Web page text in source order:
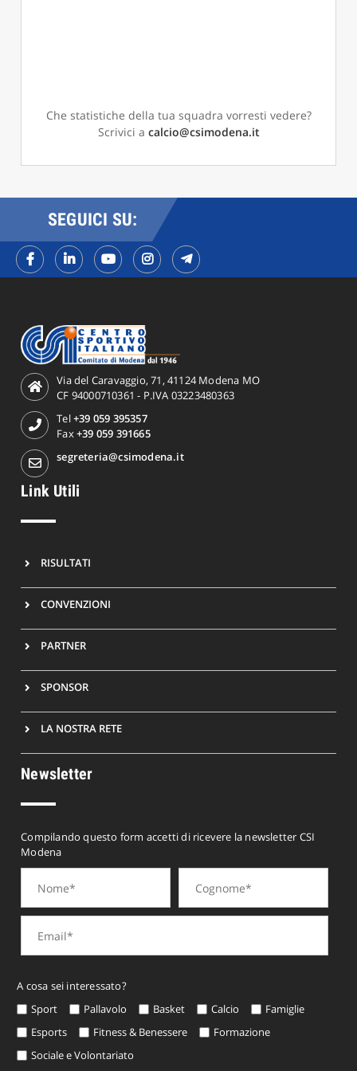
Che statistiche della tua squadra vorresti vedere?
Scrivici a calcio@csimodena.it
SEGUICI SU:
Via del Caravaggio, 71, 41124 Modena MO
CF 94000710361 - P.IVA 03223480363
Tel+39 059 395357
Fax+39 059 391665
segreteria@csimodena.it
Link Utili
RISULTATI
CONVENZIONI
PARTNER
SPONSOR
LA NOSTRA RETE
Newsletter
Compilando questo form accetti di ricevere la newsletter CSI
Modena
A cosa sei interessato?
Sport
Pallavolo Basket Calcio
Famiglie
Esports
Fitness & Benessere
Formazione
Sociale e Volontariato